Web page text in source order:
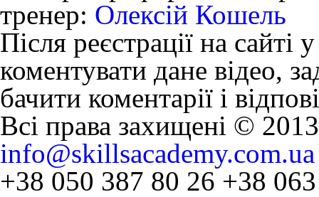
тренер: Олексій Кошель
Після реєстрації на сайті
коментувати дане відео,
бачити коментарії і
Всі права захищені ©
info@skillsacademy.com.ua
+38 050 387 80 26 +38